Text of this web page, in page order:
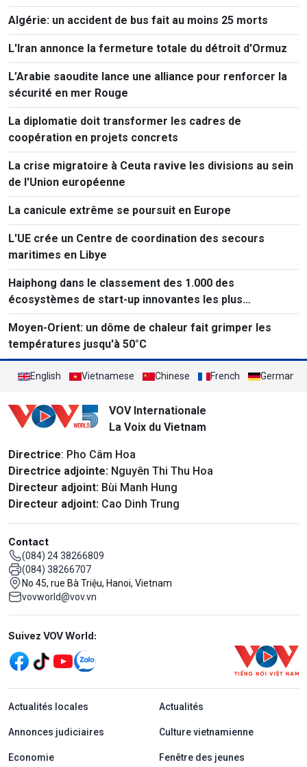
ressortissants de 50 pays
Algérie: un accident de bus fait au moins 25 morts
L'Iran annonce la fermeture totale du détroit d'Ormuz
L’Arabie saoudite lance une alliance pour renforcer la
sécurité en mer Rouge
La diplomatie doit transformer les cadres de
coopération en projets concrets
La crise migratoire à Ceuta ravive les divisions au sein
de l'Union européenne
La canicule extrême se poursuit en Europe
L'UE crée un Centre de coordination des secours
maritimes en Libye
Haiphong dans le classement des 1.000 des
écosystèmes de start-up innovantes les plus
performants au monde
Moyen-Orient: un dôme de chaleur fait grimper les
températures jusqu'à 50°C
English Vietnamese Chinese French German
VOV Internationale
La Voix du Vietnam
Directrice: Pho Câm Hoa
Directrice adjointe: Nguyên Thi Thu Hoa
Directeur adjoint: Bùi Manh Hung
Directeur adjoint: Cao Dinh Trung
Contact
(084) 24 38266809
(084) 38266707
No 45, rue Bà Triệu, Hanoi, Vietnam
vovworld@vov.vn
Mạng xã hội
Suivez VOV World:
menu footer tiếng Pháp
Actualités locales Actualités
Annonces judiciaires Culture vietnamienne
Economie Fenêtre des jeunes